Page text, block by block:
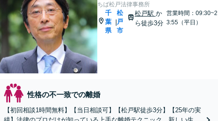
ちば松戸法律事務所
千
葉
県
|
松
戸
市
松戸駅 か
ら徒歩3分
営業時間：09:30~2
3:55（平日）
性格の不一致での離婚
【初回相談1時間無料】【当日相談可】【松戸駅徒歩3分】【25年の実